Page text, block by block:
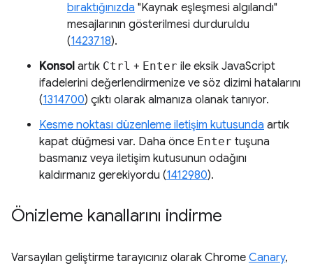
bıraktığınızda "Kaynak eşleşmesi algılandı"
mesajlarının gösterilmesi durduruldu
(1423718).
Konsol artık Ctrl + Enter ile eksik JavaScript
ifadelerini değerlendirmenize ve söz dizimi hatalarını
(1314700) çıktı olarak almanıza olanak tanıyor.
Kesme noktası düzenleme iletişim kutusunda artık
kapat düğmesi var. Daha önce Enter tuşuna
basmanız veya iletişim kutusunun odağını
kaldırmanız gerekiyordu (1412980).
Önizleme kanallarını indirme
Varsayılan geliştirme tarayıcınız olarak Chrome Canary,